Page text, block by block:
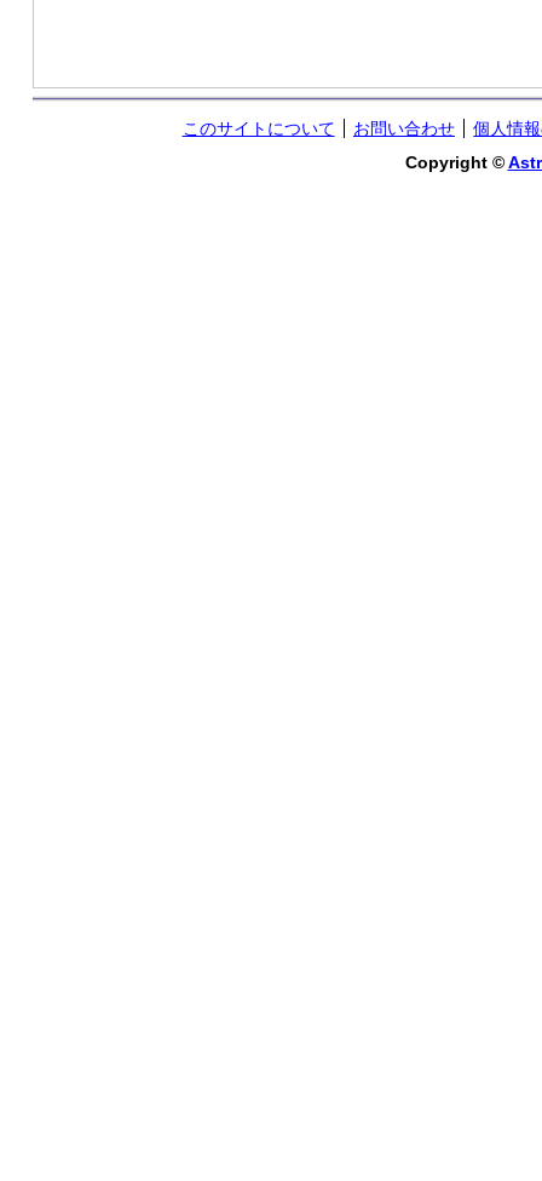
このサイトについて お問い合わせ
個人情
Copyright ©